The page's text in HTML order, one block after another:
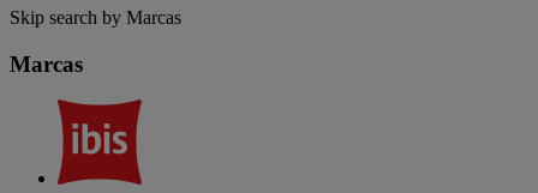
Skip search by Marcas
Marcas